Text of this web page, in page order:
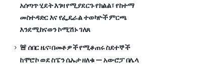
አሰጣጥ ሂደት እገዛ የሚያደርጉ የክልል፣ የከተማ
መስተዳድር እና የፌዴራል ተወካዮች ምርጫ
እንደሚከናወን ኮሚሽኑ ገለጸ
🚨 ሰበር ዜና፡ በመቶዎች የሚቆጠሩ ስደተኞች
ከሞሮኮ ወደ ስፔን ሴኡታ ዘለቁ — አውሮፓ በሌላ